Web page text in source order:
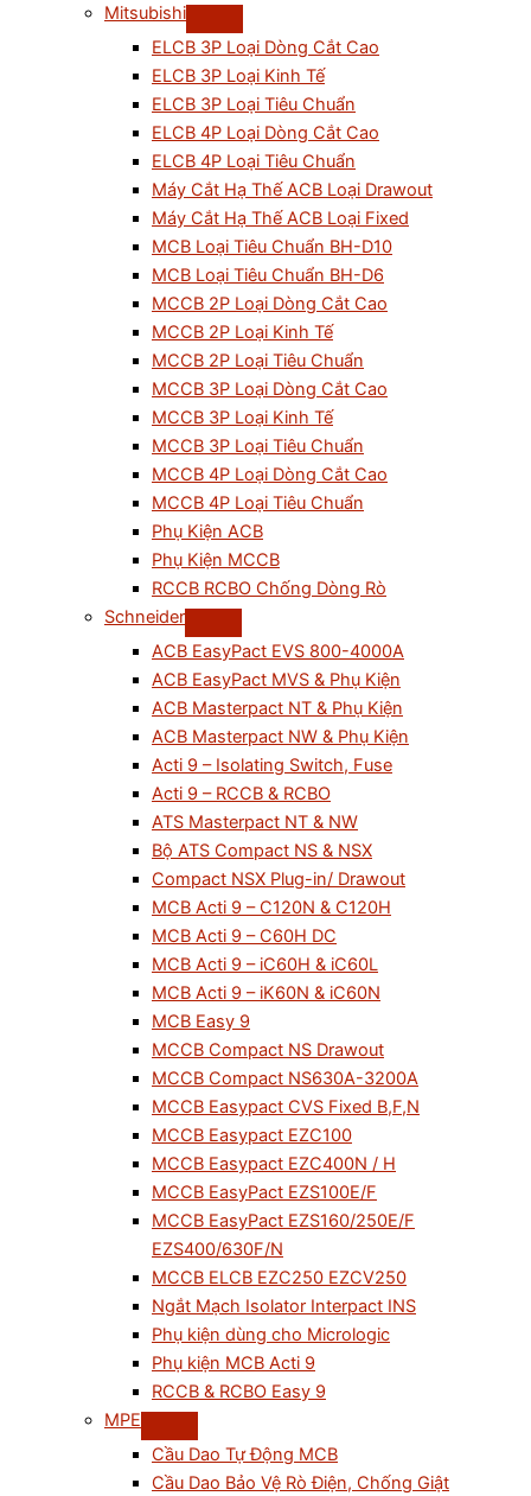
Mitsubishi
ELCB 3P Loại Dòng Cắt Cao
ELCB 3P Loại Kinh Tế
ELCB 3P Loại Tiêu Chuẩn
ELCB 4P Loại Dòng Cắt Cao
ELCB 4P Loại Tiêu Chuẩn
Máy Cắt Hạ Thế ACB Loại Drawout
Máy Cắt Hạ Thế ACB Loại Fixed
MCB Loại Tiêu Chuẩn BH-D10
MCB Loại Tiêu Chuẩn BH-D6
MCCB 2P Loại Dòng Cắt Cao
MCCB 2P Loại Kinh Tế
MCCB 2P Loại Tiêu Chuẩn
MCCB 3P Loại Dòng Cắt Cao
MCCB 3P Loại Kinh Tế
MCCB 3P Loại Tiêu Chuẩn
MCCB 4P Loại Dòng Cắt Cao
MCCB 4P Loại Tiêu Chuẩn
Phụ Kiện ACB
Phụ Kiện MCCB
RCCB RCBO Chống Dòng Rò
Schneider
ACB EasyPact EVS 800-4000A
ACB EasyPact MVS & Phụ Kiện
ACB Masterpact NT & Phụ Kiện
ACB Masterpact NW & Phụ Kiện
Acti 9 – Isolating Switch, Fuse
Acti 9 – RCCB & RCBO
ATS Masterpact NT & NW
Bộ ATS Compact NS & NSX
Compact NSX Plug-in/ Drawout
MCB Acti 9 – C120N & C120H
MCB Acti 9 – C60H DC
MCB Acti 9 – iC60H & iC60L
MCB Acti 9 – iK60N & iC60N
MCB Easy 9
MCCB Compact NS Drawout
MCCB Compact NS630A-3200A
MCCB Easypact CVS Fixed B,F,N
MCCB Easypact EZC100
MCCB Easypact EZC400N / H
MCCB EasyPact EZS100E/F
MCCB EasyPact EZS160/250E/F
EZS400/630F/N
MCCB ELCB EZC250 EZCV250
Ngắt Mạch Isolator Interpact INS
Phụ kiện dùng cho Micrologic
Phụ kiện MCB Acti 9
RCCB & RCBO Easy 9
MPE
Cầu Dao Tự Động MCB
Cầu Dao Bảo Vệ Rò Điện, Chống Giật